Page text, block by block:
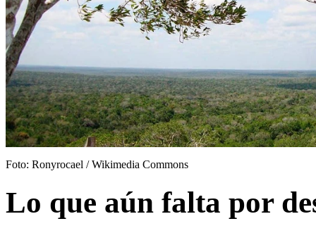
Foto: Ronyrocael / Wikimedia Commons
Lo que aún falta por